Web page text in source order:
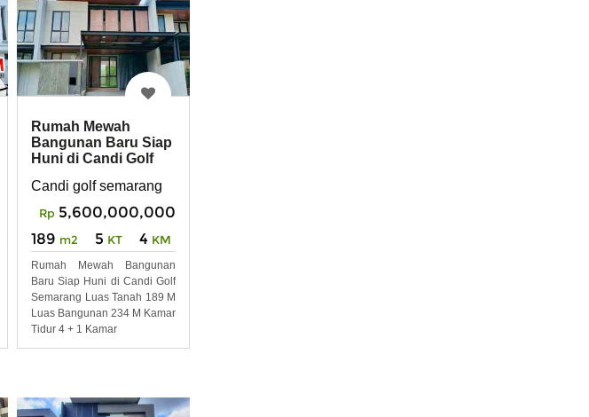
Rumah Mewah
Bangunan Baru Siap
Huni di Candi Golf
Candi golf semarang
Rp 5,600,000,000
189 m2 5 KT 4 KM
Rumah Mewah Bangunan
Baru Siap Huni di Candi Golf
Semarang Luas Tanah 189 M
Luas Bangunan 234 M Kamar
Tidur 4 + 1 Kamar